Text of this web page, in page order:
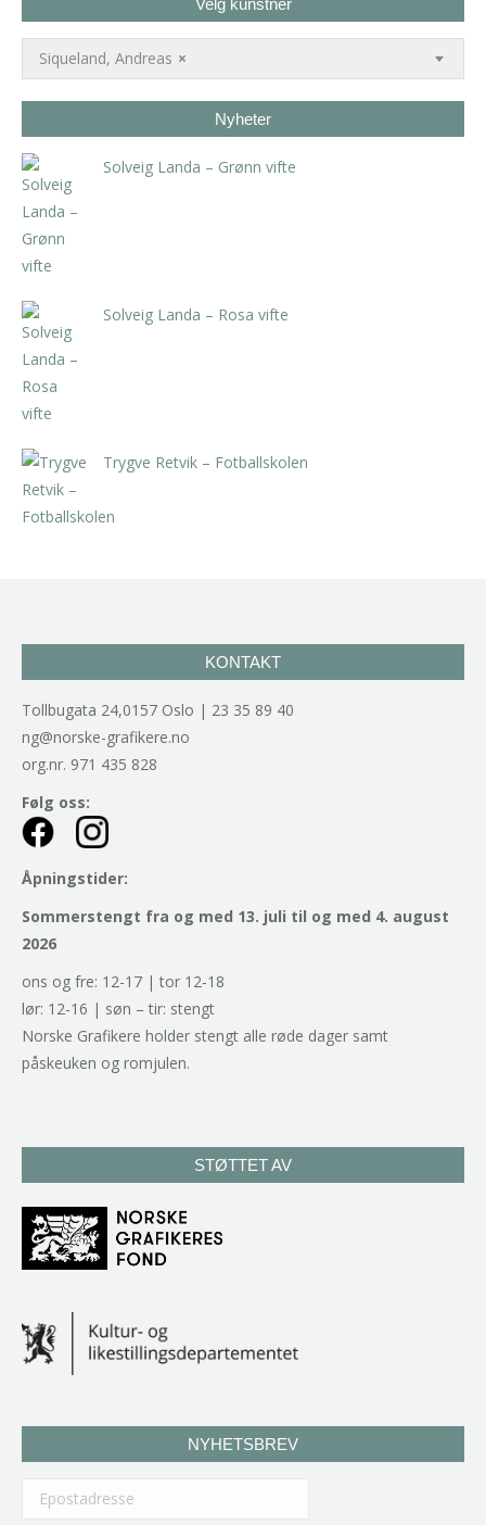
×
Siqueland, Andreas
Nyheter
Solveig Landa – Grønn vifte
Solveig Landa – Rosa vifte
Trygve Retvik – Fotballskolen
KONTAKT
Tollbugata 24,0157 Oslo | 23 35 89 40
ng@norske-grafikere.no
org.nr. 971 435 828
Følg oss:
Åpningstider:
Sommerstengt fra og med 13. juli til og med 4. august
2026
ons og fre: 12-17 | tor 12-18
lør: 12-16 | søn – tir: stengt
Norske Grafikere holder stengt alle røde dager samt
påskeuken og romjulen.
STØTTET AV
NYHETSBREV